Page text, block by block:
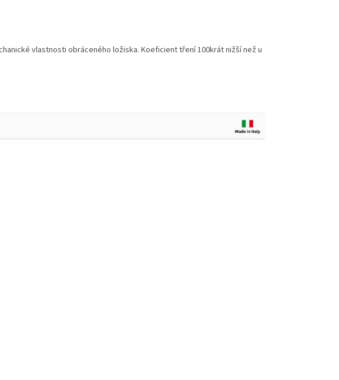
vlastnosti obráceného ložiska. Koeficient tření 100krát nižší než u